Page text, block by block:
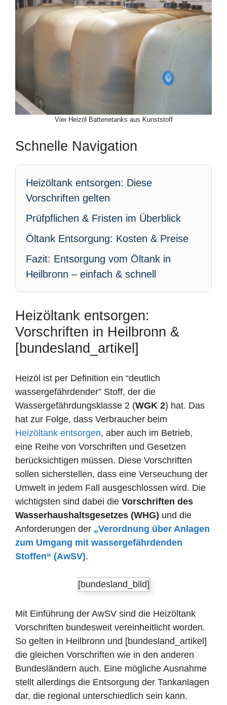
Vier Heizöl Batterietanks aus Kunststoff
Schnelle Navigation
Heizöltank entsorgen: Diese
Vorschriften gelten
Prüfpflichen & Fristen im Überblick
Öltank Entsorgung: Kosten & Preise
Fazit: Entsorgung vom Öltank in
Heilbronn – einfach & schnell
Heizöltank entsorgen:
Vorschriften in Heilbronn &
[bundesland_artikel]
Heizöl ist per Definition ein “deutlich
wassergefährdender” Stoff, der die
Wassergefährdungsklasse 2 (WGK 2) hat. Das
hat zur Folge, dass Verbraucher beim
Heizöltank entsorgen, aber auch im Betrieb,
eine Reihe von Vorschriften und Gesetzen
berücksichtigen müssen. Diese Vorschriften
sollen sicherstellen, dass eine Verseuchung der
Umwelt in jedem Fall ausgeschlossen wird. Die
wichtigsten sind dabei die Vorschriften des
Wasserhaushaltsgesetzes (WHG) und die
Anforderungen der „Verordnung über Anlagen
zum Umgang mit wassergefährdenden
Stoffen“ (AwSV).
[bundesland_bild]
Mit Einführung der AwSV sind die Heizöltank
Vorschriften bundesweit vereinheitlicht worden.
So gelten in Heilbronn und [bundesland_artikel]
die gleichen Vorschriften wie in den anderen
Bundesländern auch. Eine mögliche Ausnahme
stellt allerdings die Entsorgung der Tankanlagen
dar, die regional unterschiedlich sein kann.